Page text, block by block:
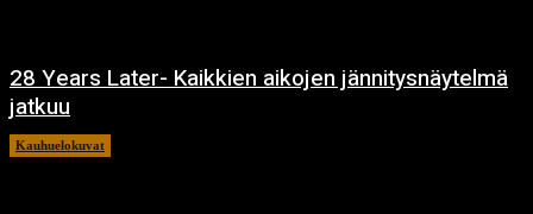
28 Years Later- Kaikkien aikojen jännitysnäytelmä
jatkuu
Kauhuelokuvat